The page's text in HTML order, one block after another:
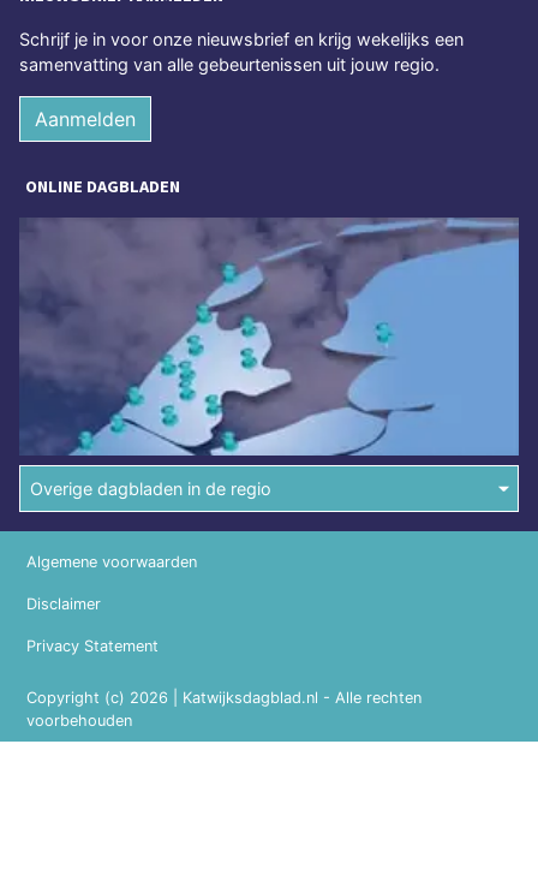
Schrijf je in voor onze nieuwsbrief en krijg wekelijks een
samenvatting van alle gebeurtenissen uit jouw regio.
Aanmelden
ONLINE DAGBLADEN
Overige dagbladen in de regio
Copyright (c) 2026 | Katwijksdagblad.nl - Alle rechten
voorbehouden
Algemene voorwaarden
Disclaimer
Privacy Statement